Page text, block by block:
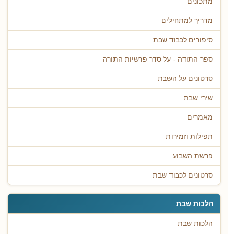
מדריך למתחילים
סיפורים לכבוד שבת
ספר התודה - על סדר פרשיות התורה
סרטונים על השבת
שירי שבת
מאמרים
תפילות וזמירות
פרשת השבוע
סרטונים לכבוד שבת
הלכות שבת
הלכות שבת